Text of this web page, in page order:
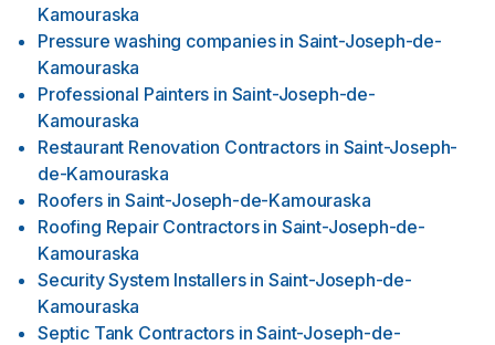
Kamouraska
Pressure washing companies in Saint-Joseph-de-
Kamouraska
Professional Painters in Saint-Joseph-de-
Kamouraska
Restaurant Renovation Contractors in Saint-Joseph-
de-Kamouraska
Roofers in Saint-Joseph-de-Kamouraska
Roofing Repair Contractors in Saint-Joseph-de-
Kamouraska
Security System Installers in Saint-Joseph-de-
Kamouraska
Septic Tank Contractors in Saint-Joseph-de-